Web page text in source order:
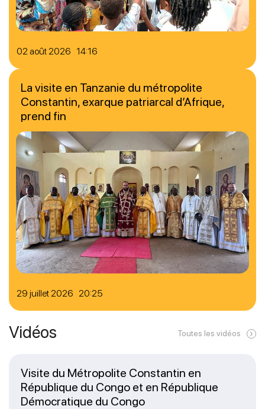
02 août 2026 14:16
29 juillet 2026 20:25
La visite en Tanzanie du métropolite
Constantin, exarque patriarcal d’Afrique,
prend fin
Vidéos Toutes les vidéos
Visite du Métropolite Constantin en
République du Congo et en République
Démocratique du Congo